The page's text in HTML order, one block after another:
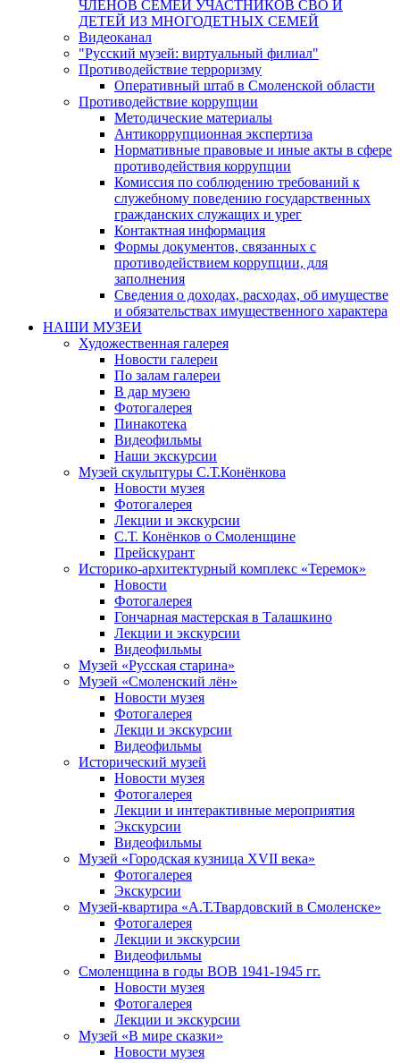
ЧЛЕНОВ СЕМЕЙ УЧАСТНИКОВ СВО И
ДЕТЕЙ ИЗ МНОГОДЕТНЫХ СЕМЕЙ
Видеоканал
"Русский музей: виртуальный филиал"
Противодействие терроризму
Оперативный штаб в Смоленской области
Противодействие коррупции
Методические материалы
Антикоррупционная экспертиза
Нормативные правовые и иные акты в сфере
противодействия коррупции
Комиссия по соблюдению требований к
служебному поведению государственных
гражданских служащих и урег
Контактная информация
Формы документов, связанных с
противодействием коррупции, для
заполнения
Сведения о доходах, расходах, об имуществе
и обязательствах имущественного характера
НАШИ МУЗЕИ
Художественная галерея
Новости галереи
По залам галереи
В дар музею
Фотогалерея
Пинакотека
Видеофильмы
Наши экскурсии
Музей скульптуры С.Т.Конёнкова
Новости музея
Фотогалерея
Лекции и экскурсии
С.Т. Конёнков о Смоленщине
Прейскурант
Историко-архитектурный комплекс «Теремок»
Новости
Фотогалерея
Гончарная мастерская в Талашкино
Лекции и экскурсии
Видеофильмы
Музей «Русская старина»
Музей «Смоленский лён»
Новости музея
Фотогалерея
Лекци и экскурсии
Видеофильмы
Исторический музей
Новости музея
Фотогалерея
Лекции и интерактивные мероприятия
Экскурсии
Видеофильмы
Музей «Городская кузница XVII века»
Фотогалерея
Экскурсии
Музей-квартира «А.Т.Твардовский в Смоленске»
Фотогалерея
Лекции и экскурсии
Видеофильмы
Смоленщина в годы ВОВ 1941-1945 гг.
Новости музея
Фотогалерея
Лекции и экскурсии
Музей «В мире сказки»
Новости музея